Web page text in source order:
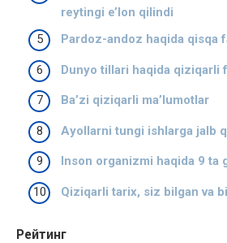
reytingi e’lon qilindi
Pardoz-andoz haqida qisqa
Dunyo tillari haqida qiziqarli
Ba’zi qiziqarli ma’lumotlar
Ayollarni tungi ishlarga jalb
Inson organizmi haqida 9 ta
Qiziqarli tarix, siz bilgan va
Рейтинг